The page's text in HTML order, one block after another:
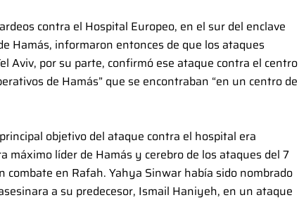
contra el Hospital Europeo, en el sur del enclave
Hamás, informaron entonces de que los ataques
Aviv, por su parte, confirmó ese ataque contra el centro
de Hamás” que se encontraban “en un centro de
objetivo del ataque contra el hospital era
líder de Hamás y cerebro de los ataques del 7
en Rafah. Yahya Sinwar había sido nombrado
a su predecesor, Ismail Haniyeh, en un ataque